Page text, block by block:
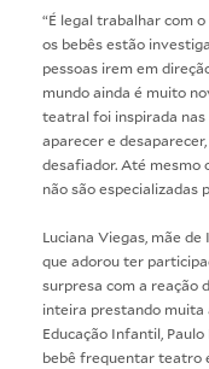
“É legal trabalhar com
os bebês estão
pessoas irem em
mundo ainda é muito
teatral foi inspirada nas
aparecer e
desafiador. Até mesmo
não são especializadas
Luciana Viegas, mãe
que adorou ter
surpresa com a reação
inteira prestando muita
Educação Infantil,
bebê frequentar teatro